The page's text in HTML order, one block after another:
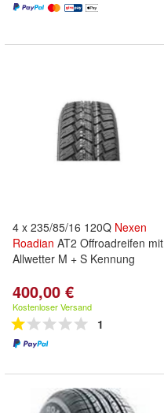
4 x 235/85/16 120Q Nexen
Roadian AT2 Offroadreifen mit
Allwetter M + S Kennung
400,00 €
Kostenloser Versand
1